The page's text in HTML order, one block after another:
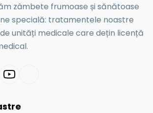
zâmbete frumoase și sănătoase
specială: tratamentele noastre
unități medicale care dețin licență